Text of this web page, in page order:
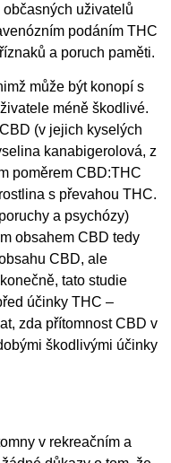
uživatelů
podáním THC
a poruch paměti.
může být konopí s
méně škodlivé.
(v jejich kyselých
kanabigerolová, z
poměrem CBD:THC
s převahou THC.
a psychózy)
obsahem CBD tedy
CBD, ale
tato studie
účinky THC –
zda přítomnost CBD v
škodlivými účinky
v rekreačním a